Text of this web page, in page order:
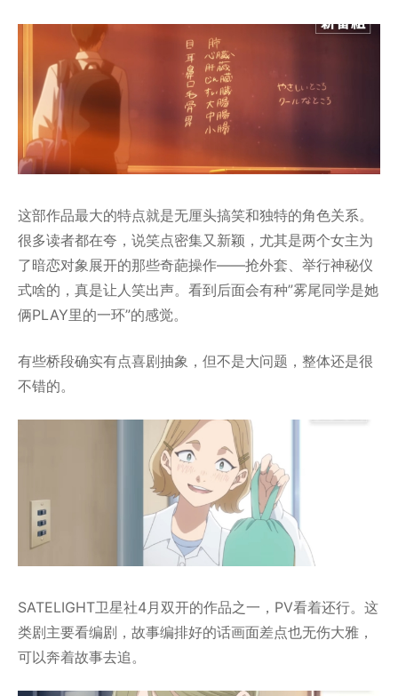
这部作品最大的特点就是无厘头搞笑和独特的角色关系。
很多读者都在夸，说笑点密集又新颖，尤其是两个女主为
了暗恋对象展开的那些奇葩操作——抢外套、举行神秘仪
式啥的，真是让人笑出声。看到后面会有种”雾尾同学是她
俩PLAY里的一环”的感觉。
有些桥段确实有点喜剧抽象，但不是大问题，整体还是很
不错的。
SATELIGHT卫星社4月双开的作品之一，PV看着还行。这
类剧主要看编剧，故事编排好的话画面差点也无伤大雅，
可以奔着故事去追。